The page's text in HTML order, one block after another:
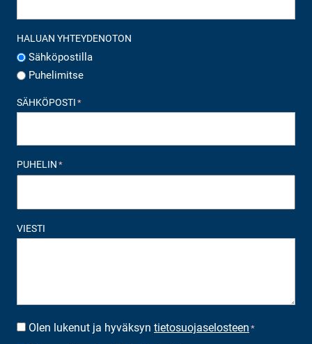
HALUAN YHTEYDENOTON
Sähköpostilla
Puhelimitse
SÄHKÖPOSTI *
PUHELIN *
VIESTI
SUOSTUMUS*
Olen lukenut ja hyväksyn tietosuojaselosteen *